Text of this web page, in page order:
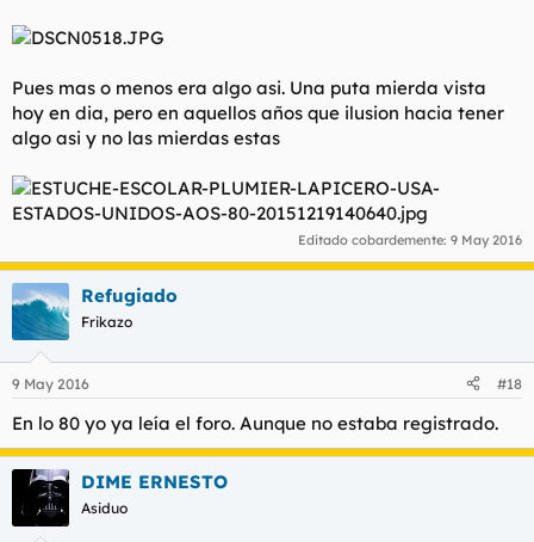
Pues mas o menos era algo asi. Una puta mierda vista
hoy en dia, pero en aquellos años que ilusion hacia tener
algo asi y no las mierdas estas
Editado cobardemente: 9 May 2016
Refugiado
Frikazo
9 May 2016 #18
En lo 80 yo ya leía el foro. Aunque no estaba registrado.
DIME ERNESTO
Asiduo